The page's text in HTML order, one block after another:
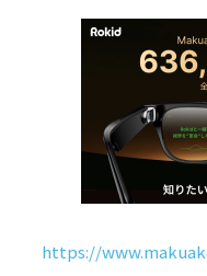
https://